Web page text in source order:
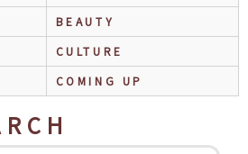
BEAUTY
CULTURE
COMING UP